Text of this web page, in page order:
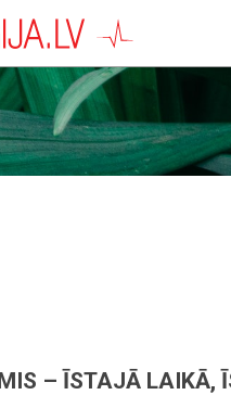
– ĪSTAJĀ LAIKĀ,